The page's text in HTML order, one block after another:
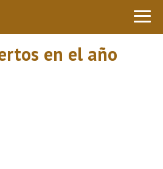
en el año